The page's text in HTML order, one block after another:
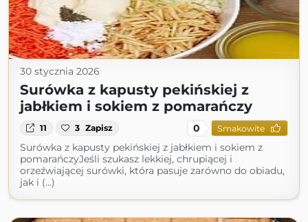
30 stycznia 2026
Surówka z kapusty pekińskiej z
jabłkiem i sokiem z pomarańczy
11 3 Zapisz 0 Smakowite
Surówka z kapusty pekińskiej z jabłkiem i sokiem z
pomarańczyJeśli szukasz lekkiej, chrupiącej i
orzeźwiającej surówki, która pasuje zarówno do obiadu,
jak i (...)